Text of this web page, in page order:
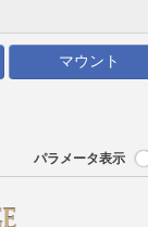
マウント
パラメータ表示